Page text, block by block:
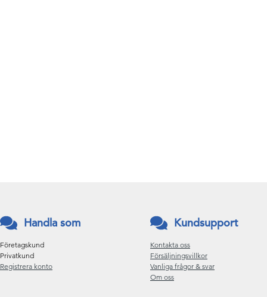
Handla som
Företagskund
Privatkund
Registrera konto
Kundsupport
Kontakta oss
Försäljningsvillkor
Vanliga frågor & svar
Om oss